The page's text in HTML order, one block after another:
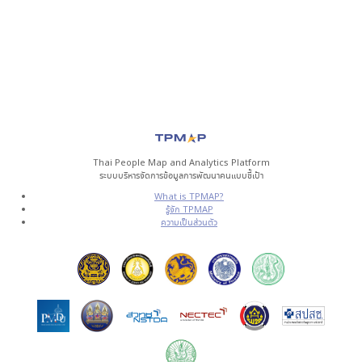
Thai People Map and Analytics Platform
ระบบบริหารจัดการข้อมูลการพัฒนาคนแบบชี้เป้า
What is TPMAP?
รู้จัก TPMAP
ความเป็นส่วนตัว